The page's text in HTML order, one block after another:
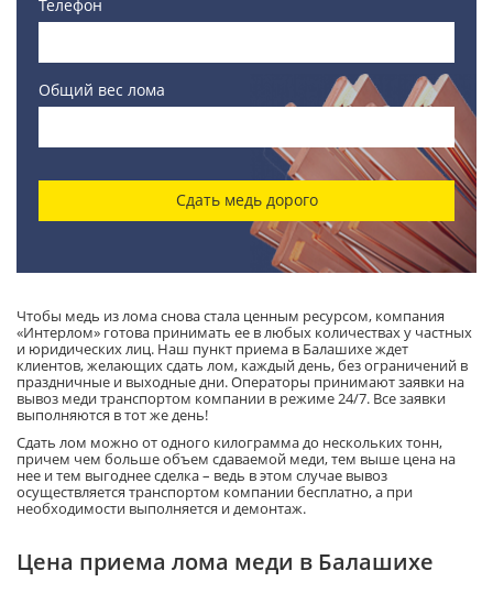
Телефон
Общий вес лома
Сдать медь дорого
Чтобы медь из лома снова стала ценным ресурсом, компания
«Интерлом» готова принимать ее в любых количествах у частных
и юридических лиц. Наш пункт приема в Балашихе ждет
клиентов, желающих сдать лом, каждый день, без ограничений в
праздничные и выходные дни. Операторы принимают заявки на
вывоз меди транспортом компании в режиме 24/7. Все заявки
выполняются в тот же день!
Сдать лом можно от одного килограмма до нескольких тонн,
причем чем больше объем сдаваемой меди, тем выше цена на
нее и тем выгоднее сделка – ведь в этом случае вывоз
осуществляется транспортом компании бесплатно, а при
необходимости выполняется и демонтаж.
Цена приема лома меди в Балашихе